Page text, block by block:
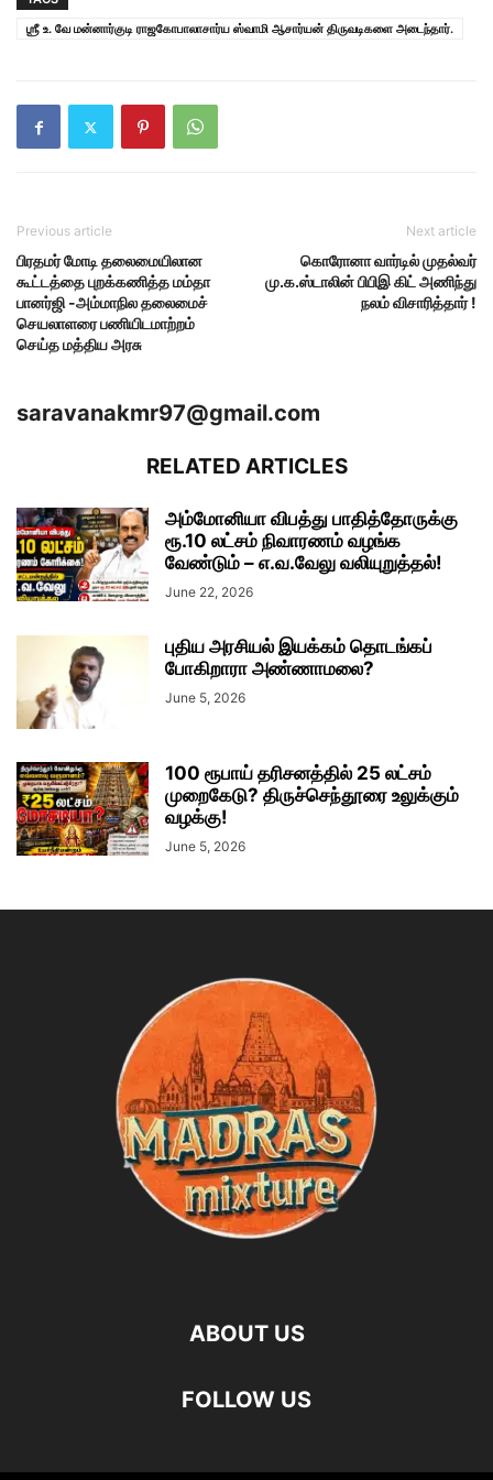
ஶ்ரீ உ. வே மன்னார்குடி ராஜகோபாலாசார்ய ஸ்வாமி ஆசார்யன் திருவடிகளை அடைந்தார்.
Previous article
பிரதமர் மோடி தலைமையிலான
கூட்டத்தை புறக்கணித்த மம்தா
பானர்ஜி -அம்மாநில தலைமைச்
செயலாளரை பணியிடமாற்றம்
செய்த மத்திய அரசு
Next article
கொரோனா வார்டில் முதல்வர்
மு.க.ஸ்டாலின் பிபிஇ கிட் அணிந்து
நலம் விசாரித்தார் !
saravanakmr97@gmail.com
RELATED ARTICLES
அம்மோனியா விபத்து பாதித்தோருக்கு
ரூ.10 லட்சம் நிவாரணம் வழங்க
வேண்டும் – எ.வ.வேலு வலியுறுத்தல்!
June 22, 2026
புதிய அரசியல் இயக்கம் தொடங்கப்
போகிறாரா அண்ணாமலை?
June 5, 2026
100 ரூபாய் தரிசனத்தில் 25 லட்சம்
முறைகேடு? திருச்செந்தூரை உலுக்கும்
வழக்கு!
June 5, 2026
ABOUT US
FOLLOW US